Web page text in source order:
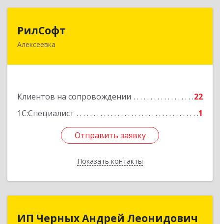
РилСофт
Алексеевка
Клиентов на сопровождении
22
1С:Специалист
1
Отправить заявку
Показать контакты
309850, Белгородская обл, Алексеевский р-н,
Отправить заявку
Назад
ИП Черных Андрей Леонидович
ИП Черных Андрей Леонидович